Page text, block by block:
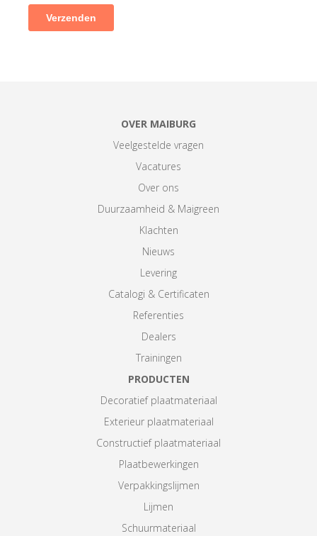
OVER MAIBURG
Veelgestelde vragen
Vacatures
Over ons
Duurzaamheid & Maigreen
Klachten
Nieuws
Levering
Catalogi & Certificaten
Referenties
Dealers
Trainingen
PRODUCTEN
Decoratief plaatmateriaal
Exterieur plaatmateriaal
Constructief plaatmateriaal
Plaatbewerkingen
Verpakkingslijmen
Lijmen
Schuurmateriaal